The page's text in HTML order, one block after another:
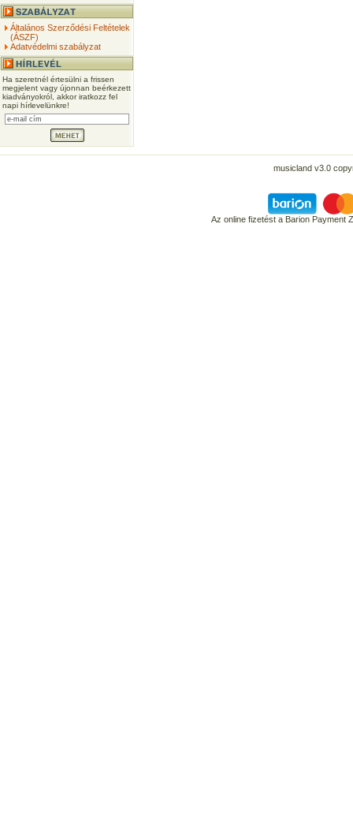
Általános Szerződési Feltételek
(ÁSZF)
Adatvédelmi szabályzat
Ha szeretnél értesülni a frissen
megjelent vagy újonnan beérkezett
kiadványokról, akkor iratkozz fel
napi hírlevelünkre!
musicland v3.0
Az online fizetést a Barion Payment